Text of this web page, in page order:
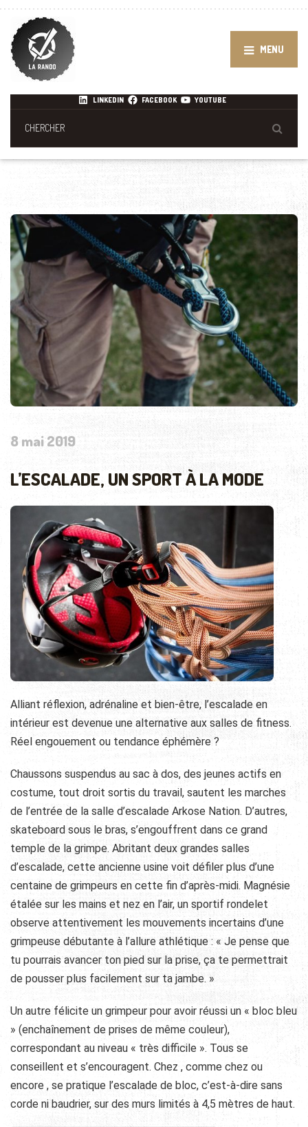
MENU
LINKEDIN FACEBOOK YOUTUBE
8 mai 2019
L’ESCALADE, UN SPORT À LA MODE
Alliant réflexion, adrénaline et bien-être, l’escalade en
intérieur est devenue une alternative aux salles de fitness.
Réel engouement ou tendance éphémère ?
Chaussons suspendus au sac à dos, des jeunes actifs en
costume, tout droit sortis du travail, sautent les marches
de l’entrée de la salle d’escalade Arkose Nation. D’autres,
skateboard sous le bras, s’engouffrent dans ce grand
temple de la grimpe. Abritant deux grandes salles
d’escalade, cette ancienne usine voit défiler plus d’une
centaine de grimpeurs en cette fin d’après-midi. Magnésie
étalée sur les mains et nez en l’air, un sportif rondelet
observe attentivement les mouvements incertains d’une
grimpeuse débutante à l’allure athlétique : « Je pense que
tu pourrais avancer ton pied sur la prise, ça te permettrait
de pousser plus facilement sur ta jambe. »
Un autre félicite un grimpeur pour avoir réussi un « bloc bleu
» (enchaînement de prises de même couleur),
correspondant au niveau « très difficile ». Tous se
conseillent et s’encouragent. Chez , comme chez ou
encore , se pratique l’escalade de bloc, c’est-à-dire sans
corde ni baudrier, sur des murs limités à 4,5 mètres de haut.